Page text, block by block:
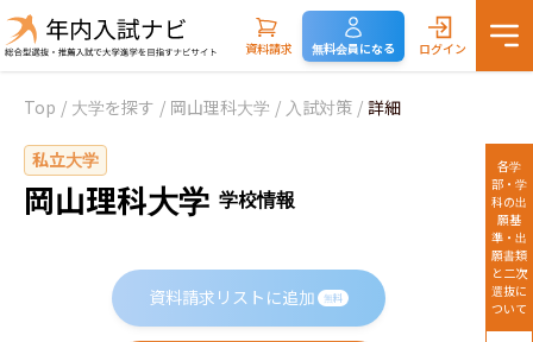
資料請求 無料会員になる ログイン
Top / 大学を探す / 岡山理科大学 / 入試対策 / 詳細
私立大学
岡山理科大学 学校情報
資料請求リストに追加 無料
各学
部・学
科の出
願基
準・出
願書類
と二次
選抜に
ついて